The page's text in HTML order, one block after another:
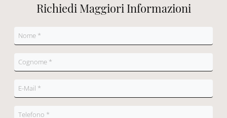
Richiedi Maggiori Informazioni